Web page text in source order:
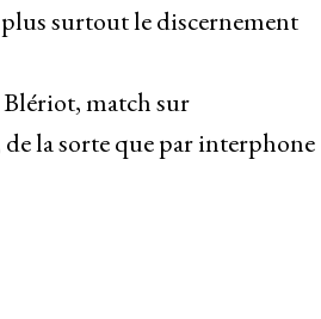
surtout le discernement
Blériot, match sur
la sorte que par interphone